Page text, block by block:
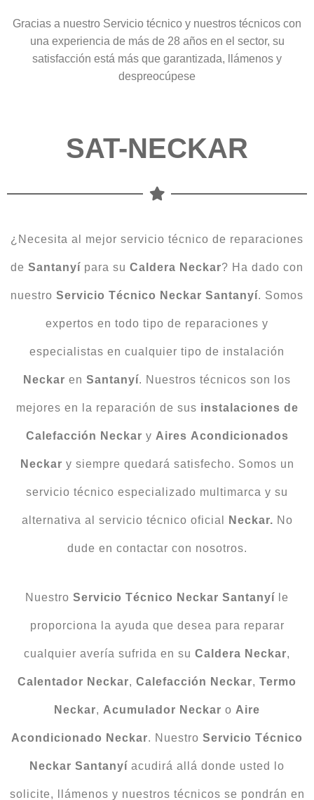
Gracias a nuestro Servicio técnico y nuestros técnicos con
una experiencia de más de 28 años en el sector, su
satisfacción está más que garantizada, llámenos y
despreocúpese
SAT-NECKAR
¿Necesita al mejor servicio técnico de reparaciones
de Santanyí para su Caldera Neckar? Ha dado con
nuestro Servicio Técnico Neckar Santanyí. Somos
expertos en todo tipo de reparaciones y
especialistas en cualquier tipo de instalación
Neckar en Santanyí. Nuestros técnicos son los
mejores en la reparación de sus instalaciones de
Calefacción Neckar y Aires Acondicionados
Neckar y siempre quedará satisfecho. Somos un
servicio técnico especializado multimarca y su
alternativa al servicio técnico oficial Neckar. No
dude en contactar con nosotros.
Nuestro Servicio Técnico Neckar Santanyí le
proporciona la ayuda que desea para reparar
cualquier avería sufrida en su Caldera Neckar,
Calentador Neckar, Calefacción Neckar, Termo
Neckar, Acumulador Neckar o Aire
Acondicionado Neckar. Nuestro Servicio Técnico
Neckar Santanyí acudirá allá donde usted lo
solicite, llámenos y nuestros técnicos se pondrán en